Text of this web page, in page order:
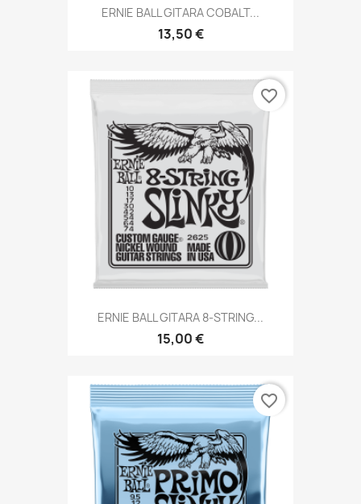
ERNIE BALL GITARA COBALT...
13,50 €
ERNIE BALL GITARA 8-STRING...
15,00 €
favorite_border
favorite_border